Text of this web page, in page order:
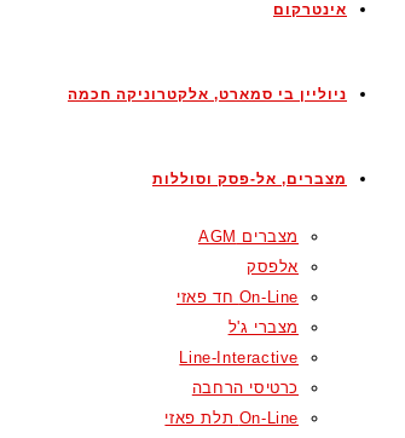
אינטרקום
ניוליין בי סמארט, אלקטרוניקה חכמה
מצברים, אל-פסק וסוללות
מצברים AGM
אלפסק
On-Line חד פאזי
מצברי ג'ל
Line-Interactive
כרטיסי הרחבה
On-Line תלת פאזי